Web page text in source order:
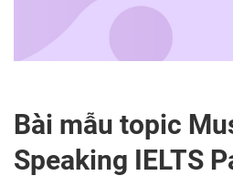
Bài mẫu topic
Speaking IELTS